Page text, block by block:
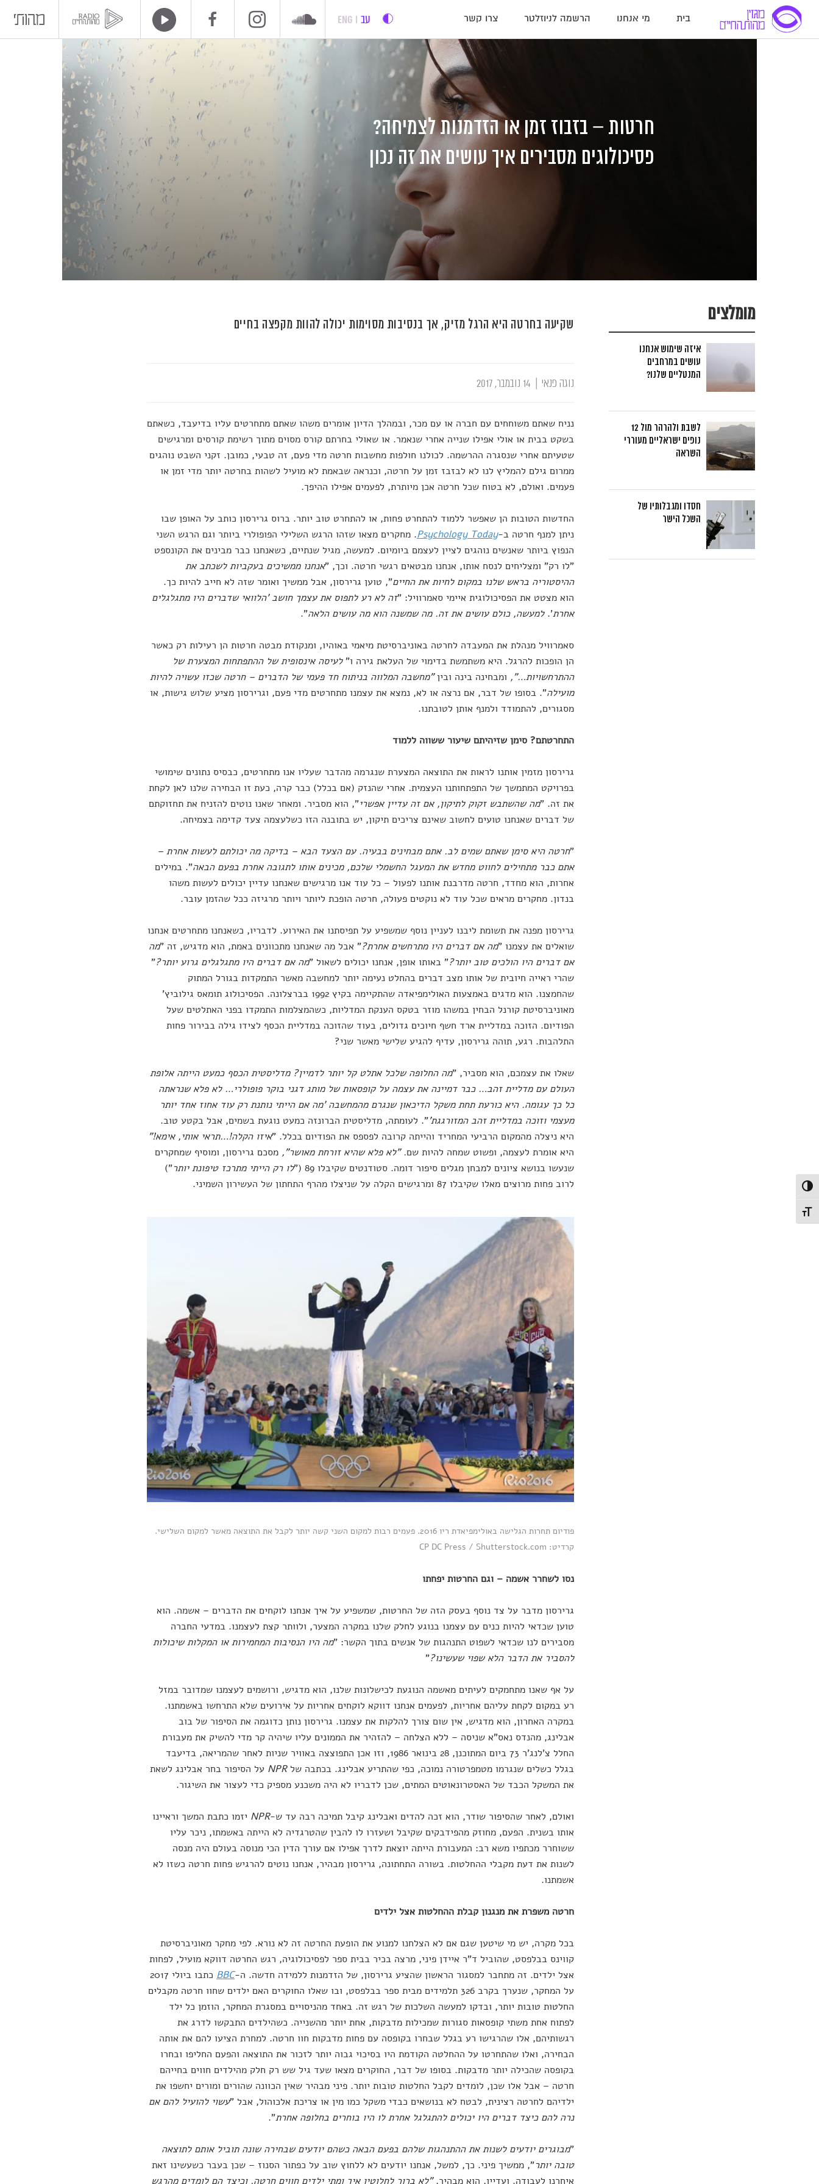
הפעל/כבה ניגודיות גבוהה
מתג גודל גופן
בית מי אנחנו הרשמה לניוזלטר צרו קשר עב ENG
חרטות – בזבוז זמן או הזדמנות לצמיחה?
פסיכולוגים מסבירים איך עושים את זה נכון
שקיעה בחרטה היא הרגל מזיק, אך בנסיבות מסוימות יכולה להוות מקפצה בחיים
נוגה פנאי
נניח שאתם משוחחים עם חברה או עם מכר, ובמהלך הדיון אומרים משהו שאתם מתחרטים עליו בדיעבד, כשאתם
בשקט בבית או אולי אפילו שנייה אחרי שנאמר. או שאולי בחרתם קורס מסוים מתוך רשימת קורסים ומרגישים
שטעיתם אחרי שנסגרה ההרשמה. לכולנו חולפות מחשבות חרטה מדי פעם, זה טבעי, כמובן. זקני השבט נוהגים
ממרום גילם להמליץ לנו לא לבזבז זמן על חרטה, וכנראה שבאמת לא מועיל לשהות בחרטה יותר מדי זמן או
פעמים. ואולם, לא בטוח שכל חרטה אכן מיותרת, לפעמים אפילו ההיפך.
החדשות הטובות הן שאפשר ללמוד להתחרט פחות, או להתחרט טוב יותר. ברוס גרירסון כותב על האופן שבו
ניתן למנף חרטה ב-Psychology Today. מחקרים מצאו שזהו הרגש השלילי הפופולרי ביותר וגם הרגש השני
הנפוץ ביותר שאנשים נוהגים לציין לעצמם ביומיום. למעשה, מגיל שנתיים, כשאנחנו כבר מבינים את הקונספט
"לו רק" ומצליחים לנסח אותו, אנחנו מבטאים רגשי חרטה. וכך, "אנחנו ממשיכים בעקביות לשכתב את
ההיסטוריה בראש שלנו במקום לחיות את החיים", טוען גרירסון, אבל ממשיך ואומר שזה לא חייב להיות כך.
הוא מצטט את הפסיכולוגית איימי סאמרוויל: "זה לא רע לתפוס את עצמך חושב 'הלוואי שדברים היו מתגלגלים
אחרת'.למעשה, כולם עושים את זה. מה שמשנה הוא מה עושים הלאה".
סאמרוויל מנהלת את המעבדה לחרטה באוניברסיטת מיאמי באוהיו, ומנקודת מבטה חרטות הן רעילות רק כאשר
הן הופכות להרגל. היא משתמשת בדימוי של העלאת גירה ו" לעיסה אינסופית של ההתפתחות המצערת של
ההתרחשויות…", ומבחינה בינה ובין"מחשבה המלווה בניתוח חד פעמי של הדברים – חרטה שכזו עשויה להיות
מועילה". בסופו של דבר, אם נרצה או לא, נמצא את עצמנו מתחרטים מדי פעם, וגרירסון מציע שלוש גישות, או
מסגורים, להתמודד ולמנף אותן לטובתנו.
התחרטתם? סימן שזיהיתם שיעור ששווה ללמוד
גרירסון מזמין אותנו לראות את התוצאה המצערת שנגרמה מהדבר שעליו אנו מתחרטים, כבסיס נתונים שימושי
בפרויקט המתמשך של התפתחותנו העצמית. אחרי שהנזק (אם בכלל) כבר קרה, כעת זו הבחירה שלנו לאן לקחת
את זה. "מה שהשתבש זקוק לתיקון, אם זה עדיין אפשרי", הוא מסביר. ומאחר שאנו נוטים להזניח את תחזוקתם
של דברים שאנחנו טועים לחשוב שאינם צריכים תיקון, יש בתובנה הזו כשלעצמה צעד קדימה בצמיחה.
"חרטה היא סימן שאתם שמים לב. אתם מבחינים בבעיה. עם הצעד הבא – בדיקה מה יכולתם לעשות אחרת –
אתם כבר מתחילים לחווט מחדש את המעגל החשמלי שלכם, מכינים אותו לתגובה אחרת בפעם הבאה". במילים
אחרות, הוא מחדד, חרטה מדרבנת אותנו לפעול – כל עוד אנו מרגישים שאנחנו עדיין יכולים לעשות משהו
בנדון. מחקרים מראים שכל עוד לא נוקטים פעולה, חרטה הופכת ליותר ויותר מרגיזה ככל שהזמן עובר.
גרירסון מפנה את תשומת ליבנו לעניין נוסף שמשפיע על תפיסתנו את האירוע. לדבריו, כשאנחנו מתחרטים אנחנו
שואלים את עצמנו "מה אם דברים היו מתרחשים אחרת?" אבל מה שאנחנו מתכוונים באמת, הוא מדגיש, זה "מה
אם דברים היו הולכים טוב יותר?" באותו אופן, אנחנו יכולים לשאול "מה אם דברים היו מתגלגלים גרוע יותר?"
שהרי ראייה חיובית של אותו מצב דברים בהחלט נעימה יותר למחשבה מאשר התמקדות בגורל המתוק
שהחמצנו. הוא מדגים באמצעות האולימפיאדה שהתקיימה בקיץ 1992 בברצלונה. הפסיכולוג תומאס גילוביץ'
מאוניברסיטת קורנל הבחין במשהו מוזר בטקס הענקת המדליות, כשהמצלמות התמקדו בפני האתלטים שעל
הפודיום. הזוכה במדליית ארד חשף חיוכים גדולים, בעוד שהזוכה במדליית הכסף לצידו גילה בבירור פחות
התלהבות. רגע, תוהה גרירסון, עדיף להגיע שלישי מאשר שני?
שאלו את עצמכם, הוא מסביר, "מה החלופה שלכל אתלט קל יותר לדמיין? מדליסטית הכסף כמעט הייתה אלופת
העולם עם מדליית זהב… כבר דמיינה את עצמה על קופסאות של מותג דגני בוקר פופולרי… לא פלא שנראתה
כל כך עגומה. היא כורעת תחת משקל הדיכאון שנגרם מהמחשבה 'מה אם הייתי נותנת רק עוד אחוז אחד יותר
מעצמי וזוכה במדליית זהב המזורגגת'". לעומתה, מדליסטית הברונזה כמעט נוגעת בשמים, אבל בקטע טוב.
היא ניצלה מהמקום הרביעי המחריד והייתה קרובה לפספס את הפודיום בכלל. "איזו הקלה!…תראי אותי, אימא!"
היא אומרת לעצמה, ופשוט שמחה להיות שם. "לא פלא שהיא זורחת מאושר", מסכם גרירסון, ומוסיף שמחקרים
שנעשו בנושא ציונים למבחן מגלים סיפור דומה. סטודנטים שקיבלו 89 ("
לו רק הייתי מתרכז טיפונת יותר")
לרוב פחות מרוצים מאלו שקיבלו 87 ומרגישים הקלה על שניצלו מהרף התחתון של העשירון השמיני.
פודיום תחרות הגלישה באולימפיאדת ריו 2016. פעמים רבות למקום השני קשה יותר לקבל את התוצאה מאשר למקום השלישי.
קרדיט: CP DC Press / Shutterstock.com
נסו לשחרר אשמה – וגם החרטות יפחתו
גרירסון מדבר על צד נוסף בעסק הזה של החרטות, שמשפיע על איך אנחנו לוקחים את הדברים – אשמה. הוא
טוען שכדאי להיות כנים עם עצמנו בנוגע לחלק שלנו במקרה המצער, ולוותר קצת לעצמנו. במדעי החברה
מסבירים לנו שכדאי לשפוט התנהגות של אנשים בתוך הקשר: "מה היו הנסיבות המחמירות או המקלות שיכולות
להסביר את הדבר הלא שפוי שעשינו?"
על אף שאנו מתחמקים לעיתים מאשמה הנוגעת לכישלונות שלנו, הוא מדגיש, ורושמים לעצמנו שמדובר במזל
רע במקום לקחת עליהם אחריות, לפעמים אנחנו דווקא לוקחים אחריות על אירועים שלא התרחשו באשמתנו.
במקרה האחרון, הוא מדגיש, אין שום צורך להלקות את עצמנו. גרירסון נותן כדוגמה את הסיפור של בוב
אבלינג, מהנדס נאס"א שניסה – ללא הצלחה – להזהיר את הממונים עליו שיהיה קר מדי להשיק את מעבורת
החלל צ'לנג'ר 73 ביום המתוכנן, 28 בינואר 1986, וזו אכן התפוצצה באוויר שניות לאחר שהמריאה, בדיעבד
בגלל כשלים שנגרמו מטמפרטורה נמוכה, כפי שהתריע אבלינג. בכתבה שלNPR על הסיפור בחר אבלינג לשאת
את המשקל הכבד של האסטרונאוטים המתים, שכן לדבריו לא היה משכנע מספיק כדי לעצור את השיגור.
ואולם, לאחר שהסיפור שודר, הוא זכה להדים ואבלינג קיבל תמיכה רבה עד ש-NPR יזמו כתבת המשך וראיינו
אותו בשנית. הפעם, מחוזק מהפידבקים שקיבל ושעזרו לו להבין שהטרגדיה לא הייתה באשמתו, ניכר עליו
ששוחרר מכתפיו משא רב: המעבורת הייתה יוצאת לדרך אפילו אם עורך הדין הכי מנוסה בעולם היה מנסה
לשנות את דעת מקבלי ההחלטות. בשורה התחתונה, גרירסון מבהיר, אנחנו נוטים להרגיש פחות חרטה כשזו לא
אשמתנו.
חרטה משפרת את מנגנון קבלת ההחלטות אצל ילדים
בכל מקרה, יש מי שיטען שגם אם לא הצלחנו למנוע את הופעת החרטה זה לא נורא. לפי מחקר מאוניברסיטת
קווינס בבלפסט, שהוביל ד"ר איידן פיני, מרצה בכיר בבית ספר לפסיכולוגיה, רגש החרטה דווקא מועיל, לפחות
אצל ילדים. זה מתחבר למסגור הראשון שהציע גרירסון, של הזדמנות ללמידה חדשה. ה-BBC
כתבו ביולי 2017
על המחקר, שנערך בקרב 326 תלמידים מבית ספר בבלפסט, ובו שאלו החוקרים האם ילדים שחוו חרטה מקבלים
החלטות טובות יותר, ובדקו למעשה השלכות של רגש זה. באחד מהניסויים במסגרת המחקר, הוזמן כל ילד
לפתוח אחת משתי קופסאות סגורות שמכילות מדבקות, אחת יותר מהשנייה. כשהילדים התבקשו לדרג את
רגשותיהם, אלו שהרגישו רע בגלל שבחרו בקופסה עם פחות מדבקות חוו חרטה. למחרת הציעו להם את אותה
הבחירה, ואלו שהתחרטו על ההחלטה הקודמת היו בסיכוי גבוה יותר לזכור את התוצאה והפעם החליפו ובחרו
בקופסה שהכילה יותר מדבקות. בסופו של דבר, החוקרים מצאו שעד גיל שש רק חלק מהילדים חווים בחייהם
חרטה – אבל אלו שכן, לומדים לקבל החלטות טובות יותר. פיני מבהיר שאין הכוונה שהורים ומורים יחשפו את
ילדיהם לחרטה רצינית, לבטח לא בנושאים כבדי משקל כמו מין או צריכת אלכוהול, אבל "עשוי להועיל להם אם
נרה להם כיצד דברים היו יכולים להתגלגל אחרת לו היו בוחרים בחלופה אחרת".
"מבוגרים יודעים לשנות את ההתנהגות שלהם בפעם הבאה כשהם יודעים שבחירה שונה תוביל אותם לתוצאה
טובה יותר", ממשיך פיני. כך, למשל, אנחנו יודעים לא ללחוץ שוב על כפתור הסנוז – שכן בעבר כשעשינו זאת
איחרנו לעבודה. ועדיין, הוא מבהיר,"לא ברור לחלוטין איך ומתי ילדים חווים חרטה, וכיצד הם לומדים מהרגש
מומלצים
איזה שימוש אנחנו
עושים במרחבים
המנטליים שלנו?
לשבת ולהרהר מול 12
נופים ישראליים מעוררי
השראה
חסדו ומגבלותיו של
השכל הישר